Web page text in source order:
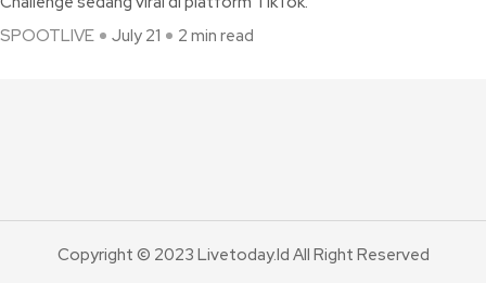
SPOOTLIVE
July 21 2 min read
Copyright © 2023 Livetoday.id All Right Reserved